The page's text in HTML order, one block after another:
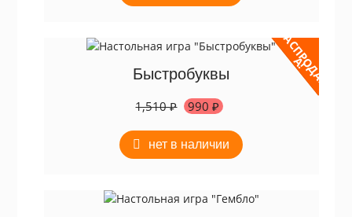
Р
А
С
П
Р
О
Д
А
Ж
А
!
Быстробуквы
1,510₽ Первоначальная
составляла
1,510 ₽.
990₽
990 ₽.
нет в наличии